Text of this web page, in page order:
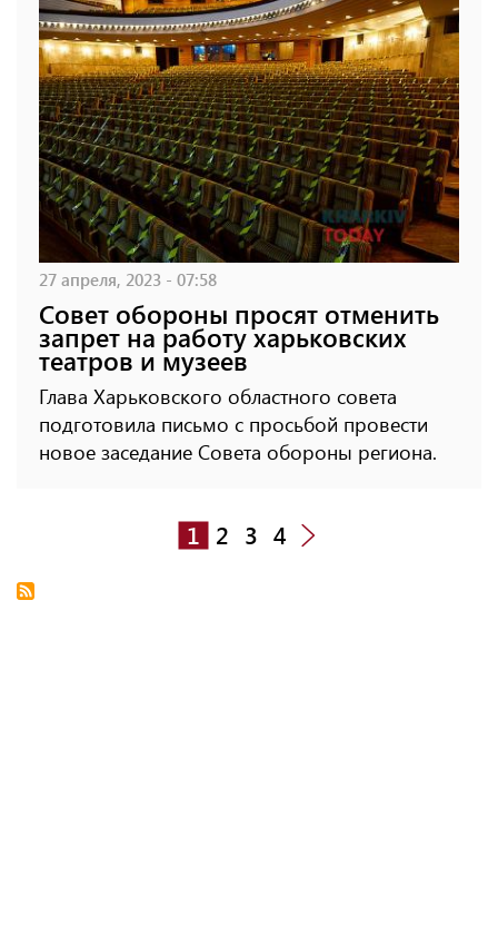
27 апреля, 2023 - 07:58
Совет обороны просят отменить
запрет на работу харьковских
театров и музеев
Глава Харьковского областного совета
подготовила письмо с просьбой провести
новое заседание Совета обороны региона.
1 2 3 4